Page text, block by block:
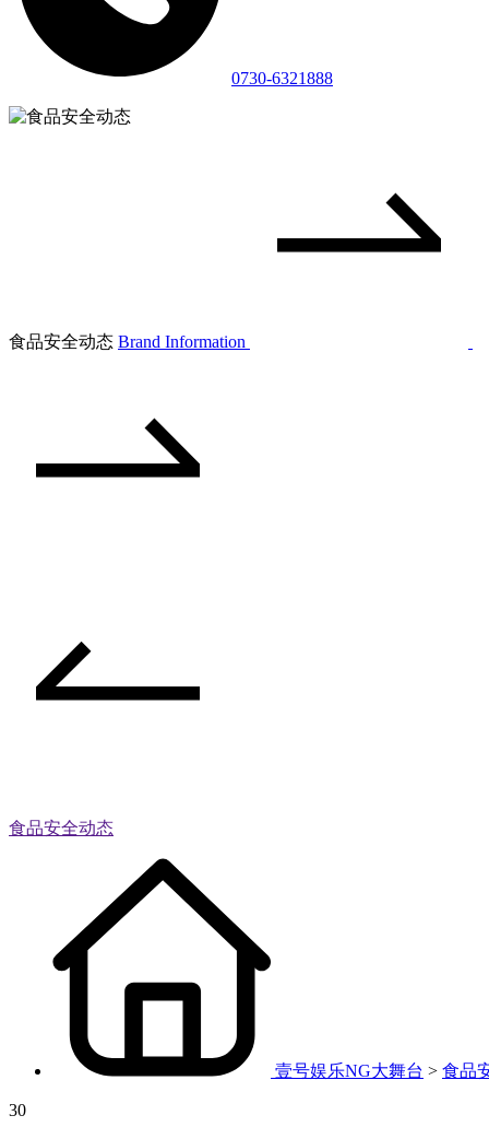
0730-6321888
食品安全动态 Brand Information
食品安全动态
壹号娱乐NG大舞台 > 食品
30